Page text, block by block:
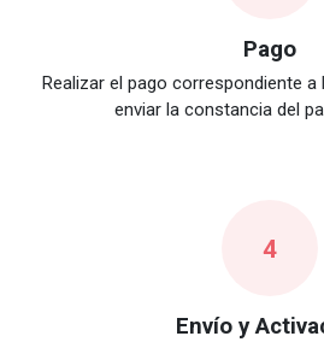
Pago
Realizar el pago correspondiente
enviar la constancia del
4
Envío y